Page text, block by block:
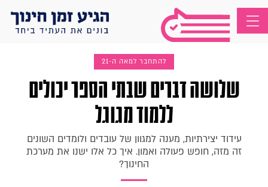
להתחבר למאה ה-21
שלושה דברים שבתי הספר יכולים
ללמוד מגוגל
עידוד יצירתיות, מענה למגוון של עובדים ולומדים השונים
זה מזה, חופש פעולה ואמון. איך כל אלו ישנו את מערכת
החינוך?